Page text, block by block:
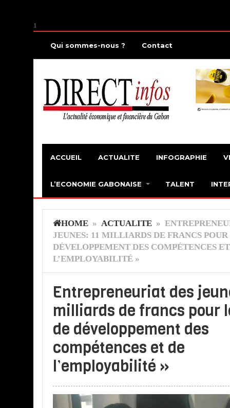
1
Qui sommes-nous ? Contact
ACCUEIL ACTUALITE INFOGRAPHIE
L’ECONOMIE GABONAISE TALENT
HOME » ACTUALITE »
JEUNES: 11 MILLIARDS DE FRANCS
DÉVELOPPEMENT DES COMPÉTENCES
L’EMPLOYABILITÉ »
Entrepreneuriat des
milliards de francs pour
de développement des
compétences et de
l’employabilité »